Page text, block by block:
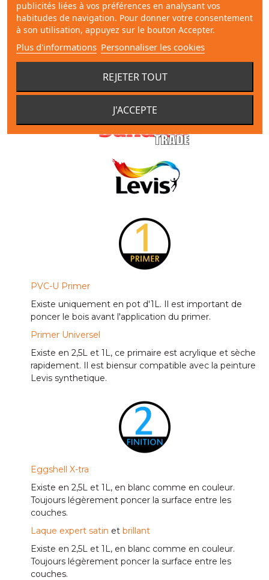
PVC-U Primer
Existe uniquement en pot d'1L. Il est important de
poncer le bois avant l'application du primer.
Primer Universel
Existe en 2,5L et 1L, ce primaire est acrylique et sèche
rapidement. Il est biensur compatible avec la peinture
Levis synthetique.
Eggshell X-tra
Existe en 2,5L et 1L, en blanc comme en couleur.
Toujours légèrement poncer la surface entre les
couches.
Laque expert satin et brillant
Existe en 2,5L et 1L, en blanc comme en couleur.
Toujours légèrement poncer la surface entre les
couches.
publicités liées à vos préférences en analysant vos
habitudes de navigation. Pour donner votre consentement
à son utilisation, appuyez sur le bouton Accepter.
Plus d'informations Personnaliser les cookies
REJETER TOUT
J'ACCEPTE